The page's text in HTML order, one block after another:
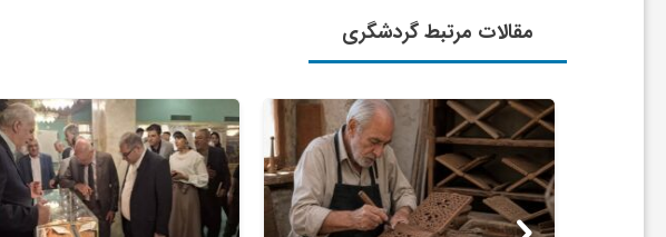
مقالات مرتبط گردشگری